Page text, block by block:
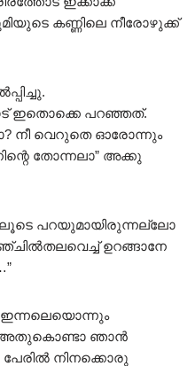
കണ്ണിലെ നീരോഴുക്ക്
ഇതൊക്കെ പറഞ്ഞത്.
നീ വെറുതെ ഓരോന്നും
തോന്നലാ” അക്കു
പറയുമായിരുന്നല്ലോ
ഉറങ്ങാനേ
അതുകൊണ്ടാ ഞാൻ
പേരിൽ നിനക്കൊരു